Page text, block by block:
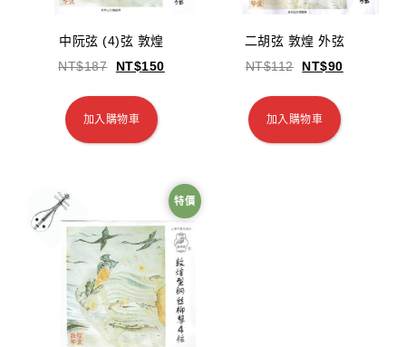
中阮弦 (4)弦 敦煌
NT$187 NT$150
加入購物車
二胡弦 敦煌 外弦
NT$112 NT$90
加入購物車
特價